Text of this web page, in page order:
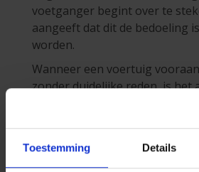
Toestemming Details
voetganger begint over te
aangeeft dat dit de bedoeling
worden.
Wanneer een voertuig
zonder duidelijke reden, is het
zomaar in te halen. Mogelijk
gevolgen hebben.